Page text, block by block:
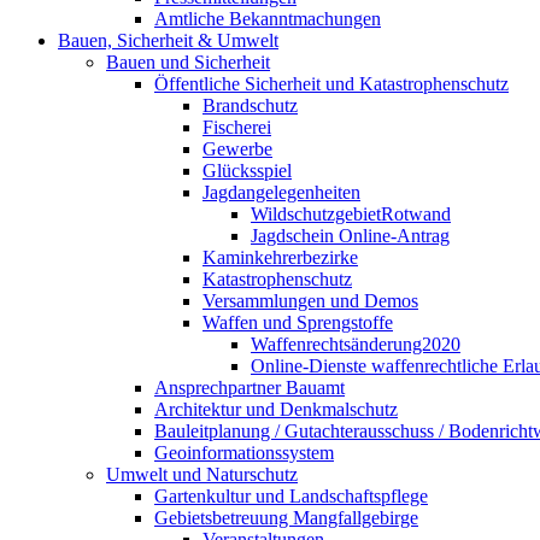
Amtliche Bekanntmachungen
Bauen, Sicherheit & Umwelt
Bauen und Sicherheit
Öffentliche Sicherheit und Katastrophenschutz
Brandschutz
Fischerei
Gewerbe
Glücksspiel
Jagdangelegenheiten
WildschutzgebietRotwand
Jagdschein Online-Antrag
Kaminkehrerbezirke
Katastrophenschutz
Versammlungen und Demos
Waffen und Sprengstoffe
Waffenrechtsänderung2020
Online-Dienste waffenrechtliche
Ansprechpartner Bauamt
Architektur und Denkmalschutz
Bauleitplanung / Gutachterausschuss /
Geoinformationssystem
Umwelt und Naturschutz
Gartenkultur und Landschaftspflege
Gebietsbetreuung Mangfallgebirge